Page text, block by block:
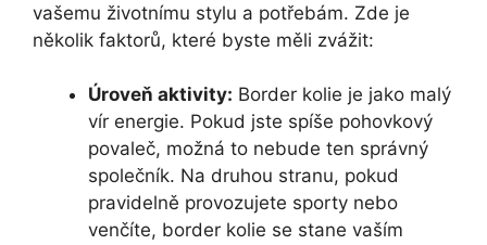
vašemu životnímu stylu a potřebám. Zde je
několik faktorů, které byste měli zvážit:
Úroveň aktivity: Border kolie je jako malý
vír energie. Pokud jste spíše pohovkový
povaleč, možná to nebude ten správný
společník. Na druhou stranu, pokud
pravidelně provozujete sporty nebo
venčíte, border kolie se stane vaším